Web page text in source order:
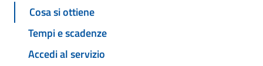
Cosa si ottiene
Tempi e scadenze
Accedi al servizio